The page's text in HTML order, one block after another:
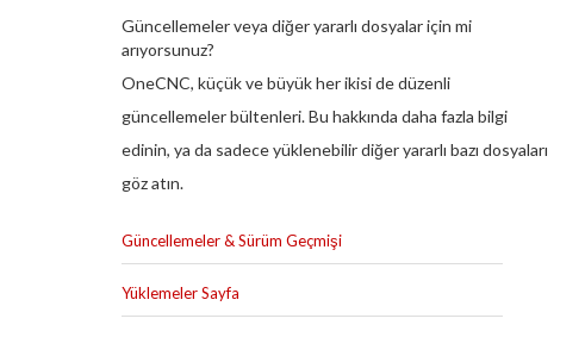
Güncellemeler veya diğer yararlı dosyalar için mi
arıyorsunuz?
OneCNC, küçük ve büyük her ikisi de düzenli
güncellemeler bültenleri. Bu hakkında daha fazla bilgi
edinin, ya da sadece yüklenebilir diğer yararlı bazı dosyaları
göz atın.
Güncellemeler & Sürüm Geçmişi
Yüklemeler Sayfa